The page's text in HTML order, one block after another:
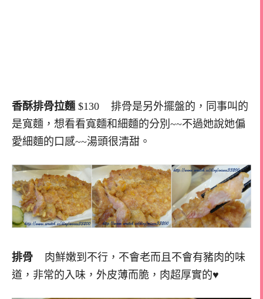
香酥排骨拉麵$130 排骨是另外擺盤的，同事叫的
是寬麵，想看看寬麵和細麵的分別~~不過她說她偏
愛細麵的口感~~湯頭很清甜。
排骨 肉鮮嫩到不行，不會老而且不會有豬肉的味
道，非常的入味，外皮薄而脆，肉超厚實的♥